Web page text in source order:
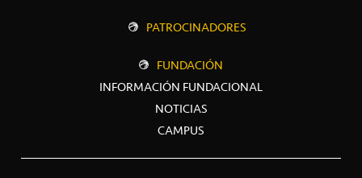
PATROCINADORES
FUNDACIÓN
INFORMACIÓN FUNDACIONAL
NOTICIAS
CAMPUS